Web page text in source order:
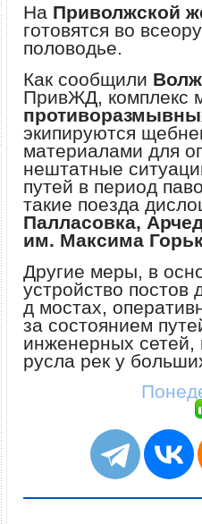
На Приволжской
готовятся во
половодье.
Как сообщили
ПривЖД, комплекс
экипируются
материалами для
нештатные
путей в период
такие поезда
Палласовка,
им. Максима
Другие меры, в
устройство постов
д мостах,
за состоянием
инженерных сетей,
русла рек у